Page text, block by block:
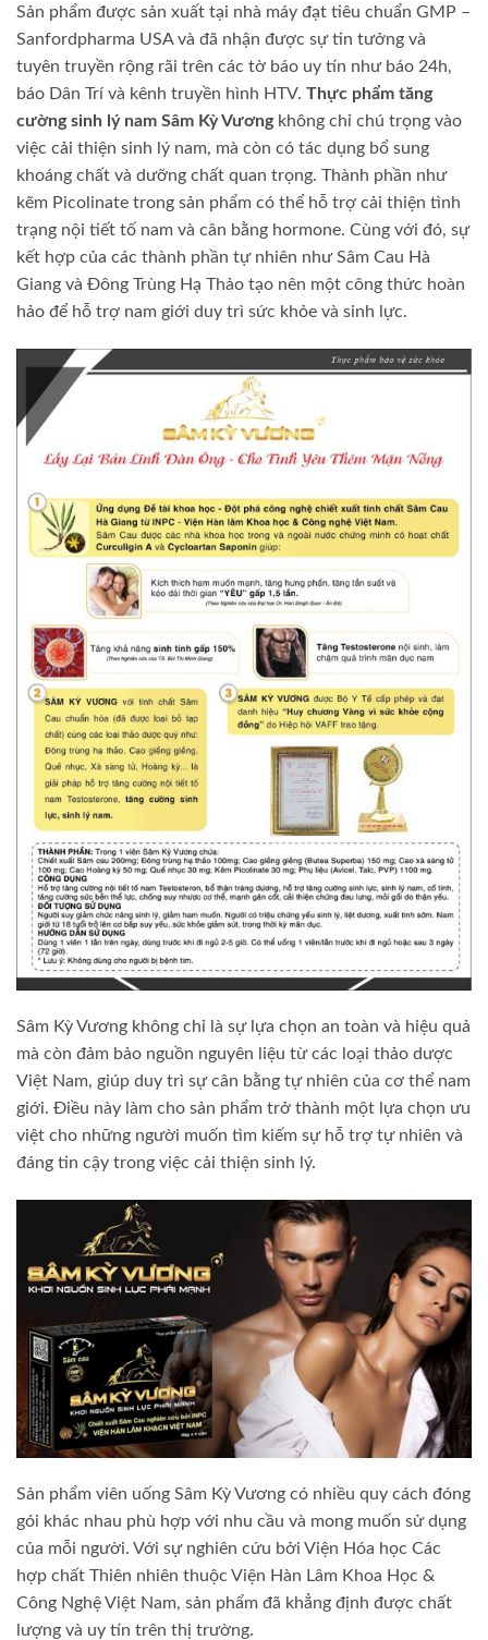
Sản phẩm được sản xuất tại nhà máy đạt tiêu chuẩn GMP –
Sanfordpharma USA và đã nhận được sự tin tưởng và
tuyên truyền rộng rãi trên các tờ báo uy tín như báo 24h,
báo Dân Trí và kênh truyền hình HTV. Thực phẩm tăng
cường sinh lý nam Sâm Kỳ Vươngkhông chỉ chú trọng vào
việc cải thiện sinh lý nam, mà còn có tác dụng bổ sung
khoáng chất và dưỡng chất quan trọng. Thành phần như
kẽm Picolinate trong sản phẩm có thể hỗ trợ cải thiện tình
trạng nội tiết tố nam và cân bằng hormone. Cùng với đó, sự
kết hợp của các thành phần tự nhiên như Sâm Cau Hà
Giang và Đông Trùng Hạ Thảo tạo nên một công thức hoàn
hảo để hỗ trợ nam giới duy trì sức khỏe và sinh lực.
Sâm Kỳ Vương không chỉ là sự lựa chọn an toàn và hiệu quả
mà còn đảm bảo nguồn nguyên liệu từ các loại thảo dược
Việt Nam, giúp duy trì sự cân bằng tự nhiên của cơ thể nam
giới. Điều này làm cho sản phẩm trở thành một lựa chọn ưu
việt cho những người muốn tìm kiếm sự hỗ trợ tự nhiên và
đáng tin cậy trong việc cải thiện sinh lý.
Sản phẩm viên uống Sâm Kỳ Vương có nhiều quy cách đóng
gói khác nhau phù hợp với nhu cầu và mong muốn sử dụng
của mỗi người. Với sự nghiên cứu bởi Viện Hóa học Các
hợp chất Thiên nhiên thuộc Viện Hàn Lâm Khoa Học &
Công Nghệ Việt Nam, sản phẩm đã khẳng định được chất
lượng và uy tín trên thị trường.